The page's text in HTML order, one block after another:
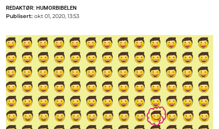
REDAKTØR: HUMORBIBELEN
Publisert: okt 01, 2020, 13:53